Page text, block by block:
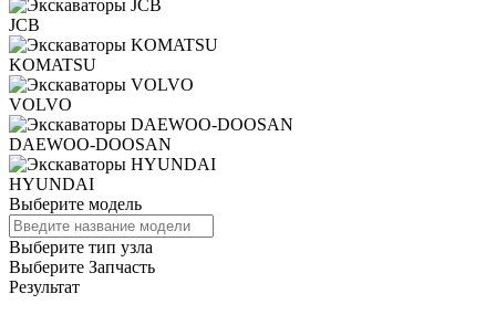
JCB
KOMATSU
VOLVO
DAEWOO-DOOSAN
HYUNDAI
Выберите модель
Выберите тип узла
Выберите Запчасть
Результат